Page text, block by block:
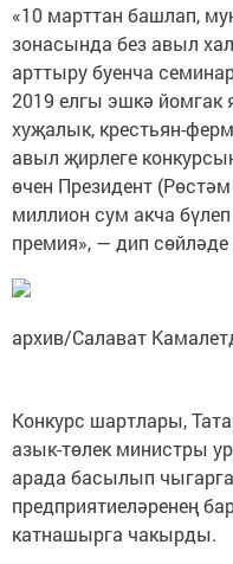
«10 марттан башлап,
зонасында без авыл
арттыру буенча
2019 елгы эшкә
хуҗалык, крестьян-
авыл җирлеге
өчен Президент
миллион сум акча
премия», — дип сөйләде
архив/Салават
Конкурс шартлары,
азык-төлек министры
арада басылып
предприятиеләренең
катнашырга чакырды.